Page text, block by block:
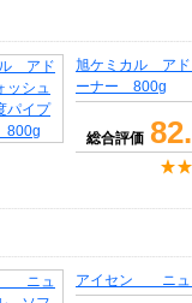
旭ケミカル ア
ーナー 800g
総合評価
アイセン ニュ